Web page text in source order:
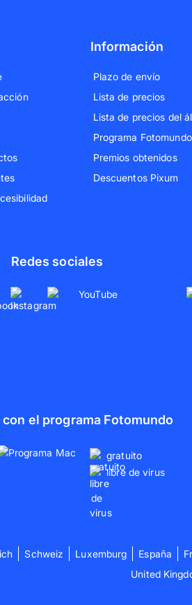
Información
Plazo de envío
Lista de precios
Lista de precios del
Programa Fotomundo
Premios obtenidos
Descuentos Pixum
Redes sociales
el programa Fotomundo
gratuito
libre de virus
Schweiz Luxemburg España
United